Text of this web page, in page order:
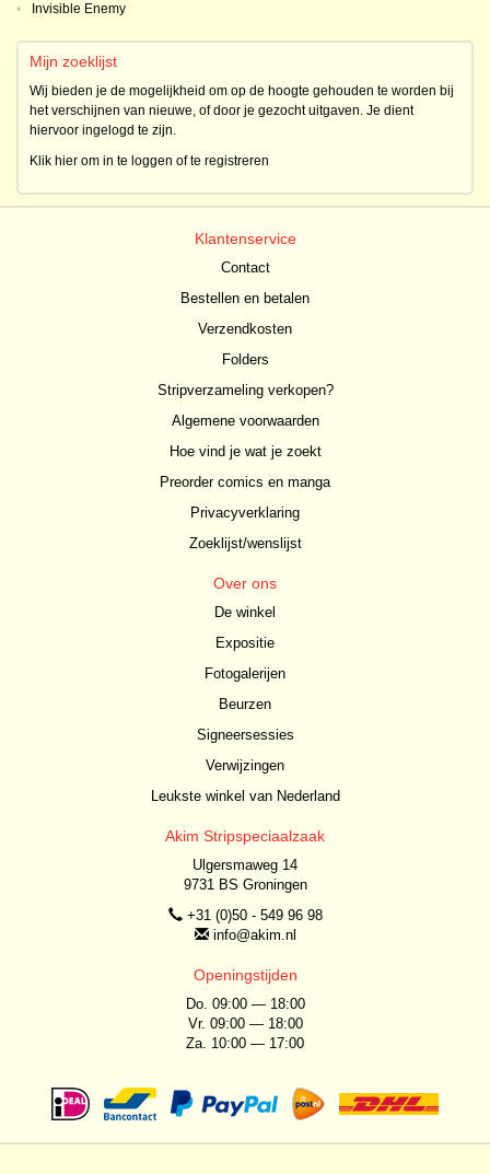
•
Invisible Enemy
Mijn zoeklijst
Wij bieden je de mogelijkheid om op de hoogte gehouden te worden bij
het verschijnen van nieuwe, of door je gezocht uitgaven. Je dient
hiervoor ingelogd te zijn.
Klik hier om in te loggen of te registreren
Klantenservice
Contact
Bestellen en betalen
Verzendkosten
Folders
Stripverzameling verkopen?
Algemene voorwaarden
Hoe vind je wat je zoekt
Preorder comics en manga
Privacyverklaring
Zoeklijst/wenslijst
Over ons
De winkel
Expositie
Fotogalerijen
Beurzen
Signeersessies
Verwijzingen
Leukste winkel van Nederland
Akim Stripspeciaalzaak
Ulgersmaweg 14
9731 BS Groningen
+31 (0)50 - 549 96 98
info@akim.nl
Openingstijden
Do. 09:00 — 18:00
Vr. 09:00 — 18:00
Za. 10:00 — 17:00